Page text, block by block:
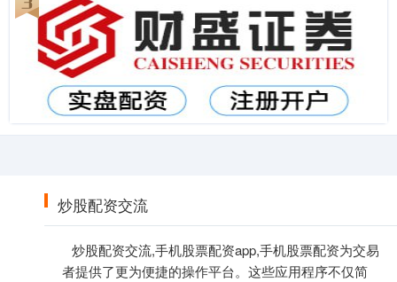
炒股配资交流
炒股配资交流,手机股票配资app,手机股票配资为交易
者提供了更为便捷的操作平台。这些应用程序不仅简